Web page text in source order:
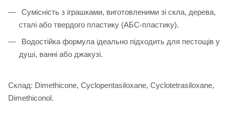
Сумісність з іграшками, виготовленими зі скла, дерева,
сталі або твердого пластику (АБС-пластику).
Водостійка формула ідеально підходить для пестощів у
душі, ванні або джакузі.
Склад: Dimethicone, Cyclopentasiloxane, Cyclotetrasiloxane,
Dimethiconol.